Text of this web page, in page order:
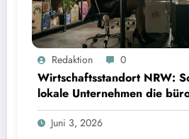
Redaktion 0
Wirtschaftsstandort NRW:
lokale Unternehmen die
Hürden
Juni 3, 2026